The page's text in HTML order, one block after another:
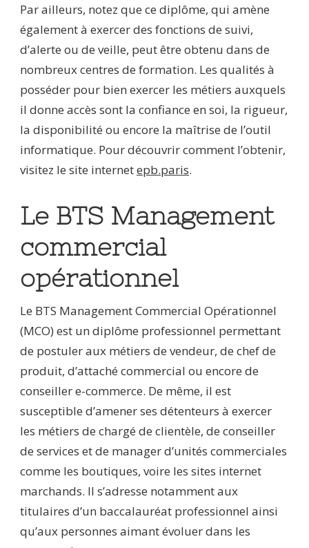
Par ailleurs, notez que ce diplôme, qui amène
également à exercer des fonctions de suivi,
d’alerte ou de veille, peut être obtenu dans de
nombreux centres de formation. Les qualités à
posséder pour bien exercer les métiers auxquels
il donne accès sont la confiance en soi, la rigueur,
la disponibilité ou encore la maîtrise de l’outil
informatique. Pour découvrir comment l’obtenir,
visitez le site internetepb.paris.
Le BTS Management
commercial
opérationnel
Le BTS Management Commercial Opérationnel
(MCO) est un diplôme professionnel permettant
de postuler aux métiers de vendeur, de chef de
produit, d’attaché commercial ou encore de
conseiller e-commerce. De même, il est
susceptible d’amener ses détenteurs à exercer
les métiers de chargé de clientèle, de conseiller
de services et de manager d’unités commerciales
comme les boutiques, voire les sites internet
marchands. Il s’adresse notamment aux
titulaires d’un baccalauréat professionnel ainsi
qu’aux personnes aimant évoluer dans les